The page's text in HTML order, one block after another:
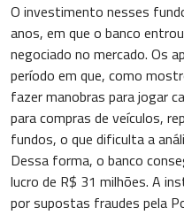
O investimento nesses
anos, em que o banco
negociado no mercado. Os
período em que, como
fazer manobras para jogar
para compras de veículos,
fundos, o que dificulta a
Dessa forma, o banco
lucro de R$ 31 milhões. A
por supostas fraudes pela